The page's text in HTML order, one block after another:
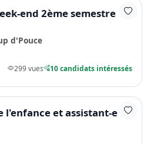
end 2ème semestre
d'Pouce
299 vues 10 candidats intéressés
l'enfance et assistant-e